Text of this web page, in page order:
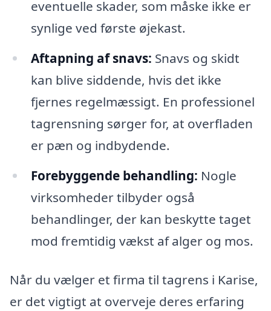
eventuelle skader, som måske ikke er
synlige ved første øjekast.
Aftapning af snavs: Snavs og skidt
kan blive siddende, hvis det ikke
fjernes regelmæssigt. En professionel
tagrensning sørger for, at overfladen
er pæn og indbydende.
Forebyggende behandling: Nogle
virksomheder tilbyder også
behandlinger, der kan beskytte taget
mod fremtidig vækst af alger og mos.
Når du vælger et firma til tagrens i Karise,
er det vigtigt at overveje deres erfaring